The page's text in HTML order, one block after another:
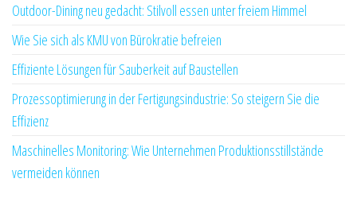
Outdoor-Dining neu gedacht: Stilvoll essen unter freiem Himmel
Wie Sie sich als KMU von Bürokratie befreien
Effiziente Lösungen für Sauberkeit auf Baustellen
Prozessoptimierung in der Fertigungsindustrie: So steigern Sie die
Effizienz
Maschinelles Monitoring: Wie Unternehmen Produktionsstillstände
vermeiden können